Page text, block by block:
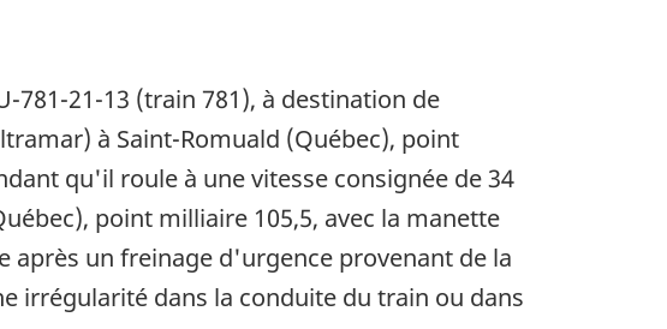
781-21-13 (train 781), à destination de
à Saint-Romuald (Québec), point
qu'il roule à une vitesse consignée de 34
point milliaire 105,5, avec la manette
après un freinage d'urgence provenant de la
irrégularité dans la conduite du train ou dans